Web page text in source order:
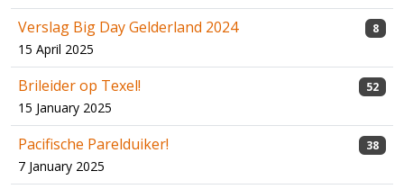
Verslag Big Day Gelderland 2024
15 April 2025
8
Brileider op Texel!
15 January 2025
52
Pacifische Parelduiker!
7 January 2025
38